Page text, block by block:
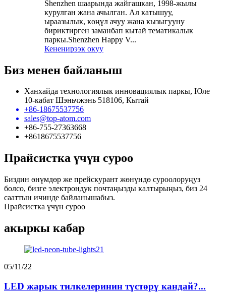
Shenzhen шаарында жайгашкан, 1998-жылы
курулган жана ачылган. Ал катышуу,
ыраазылык, көңүл ачуу жана кызыгууну
бириктирген заманбап кытай тематикалык
паркы.Shenzhen Happy V...
Кененирээк окуу
Биз менен байланыш
Ханхайда технологиялык инновациялык паркы, Юле
10-кабат Шэньчжэнь 518106, Кытай
+86-18675537756
sales@top-atom.com
+86-755-27363668
+8618675537756
Прайсистка үчүн суроо
Биздин өнүмдөр же прейскурант жөнүндө суроолоруңуз
болсо, бизге электрондук почтаңызды калтырыңыз, биз 24
сааттын ичинде байланышабыз.
Прайсистка үчүн суроо
акыркы кабар
05/11/22
LED жарык тилкелеринин түстөрү кандай?...